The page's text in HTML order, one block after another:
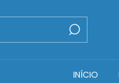
INÍCIO